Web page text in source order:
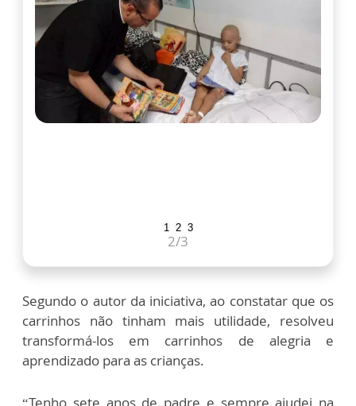
1 2 3
2/3
Segundo o autor da iniciativa, ao constatar que os
carrinhos não tinham mais utilidade, resolveu
transformá-los em carrinhos de alegria e
aprendizado para as crianças.